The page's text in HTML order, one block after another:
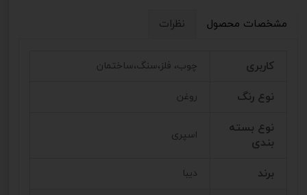
مشخصات محصول نظرات
کاربری چوب، فلز،سنگ،ساختمان
نوع رنگ روغن
نوع بسته
بندی
اسپری
برند دیبا